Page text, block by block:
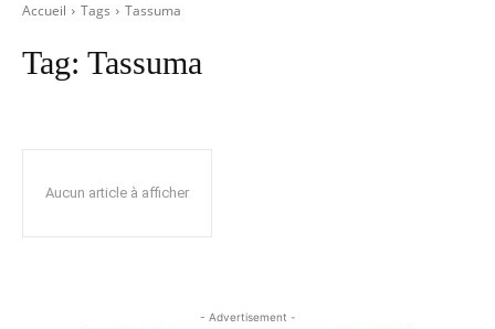
Accueil Tags Tassuma
Tag: Tassuma
Aucun article à afficher
- Advertisement -